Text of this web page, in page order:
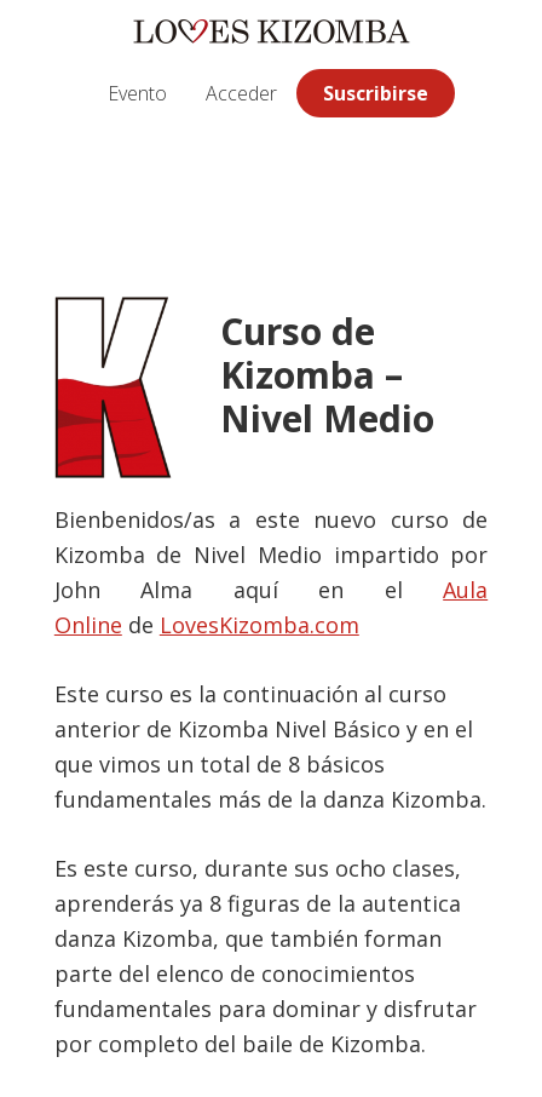
Evento Acceder Suscribirse
Curso de
Kizomba –
Nivel Medio
Bienbenidos/as a este nuevo curso de
Kizomba de Nivel Medio impartido por
John Alma aquí en elAula
Online de LovesKizomba.com
Este curso es la continuación al curso
anterior de Kizomba Nivel Básico y en el
que vimos un total de 8 básicos
fundamentales más de la danza Kizomba.
Es este curso, durante sus ocho clases,
aprenderás ya 8 figuras de la autentica
danza Kizomba, que también forman
parte del elenco de conocimientos
fundamentales para dominar y disfrutar
por completo del baile de Kizomba.